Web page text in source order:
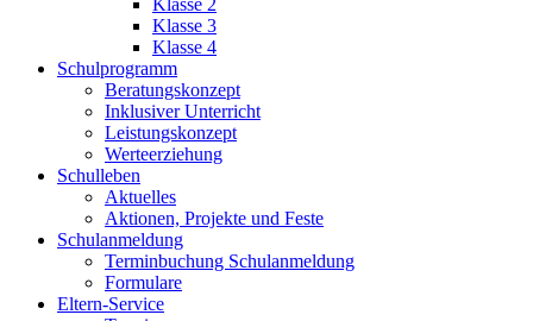
Klasse 2
Klasse 3
Klasse 4
Schulprogramm
Beratungskonzept
Inklusiver Unterricht
Leistungskonzept
Werteerziehung
Schulleben
Aktuelles
Aktionen, Projekte und Feste
Schulanmeldung
Terminbuchung Schulanmeldung
Formulare
Eltern-Service